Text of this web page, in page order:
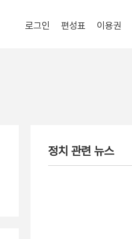
로그인 편성표 이용권
정치 관련 뉴스